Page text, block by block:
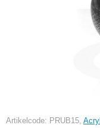
Artikelcode: PRUB15, Acryl